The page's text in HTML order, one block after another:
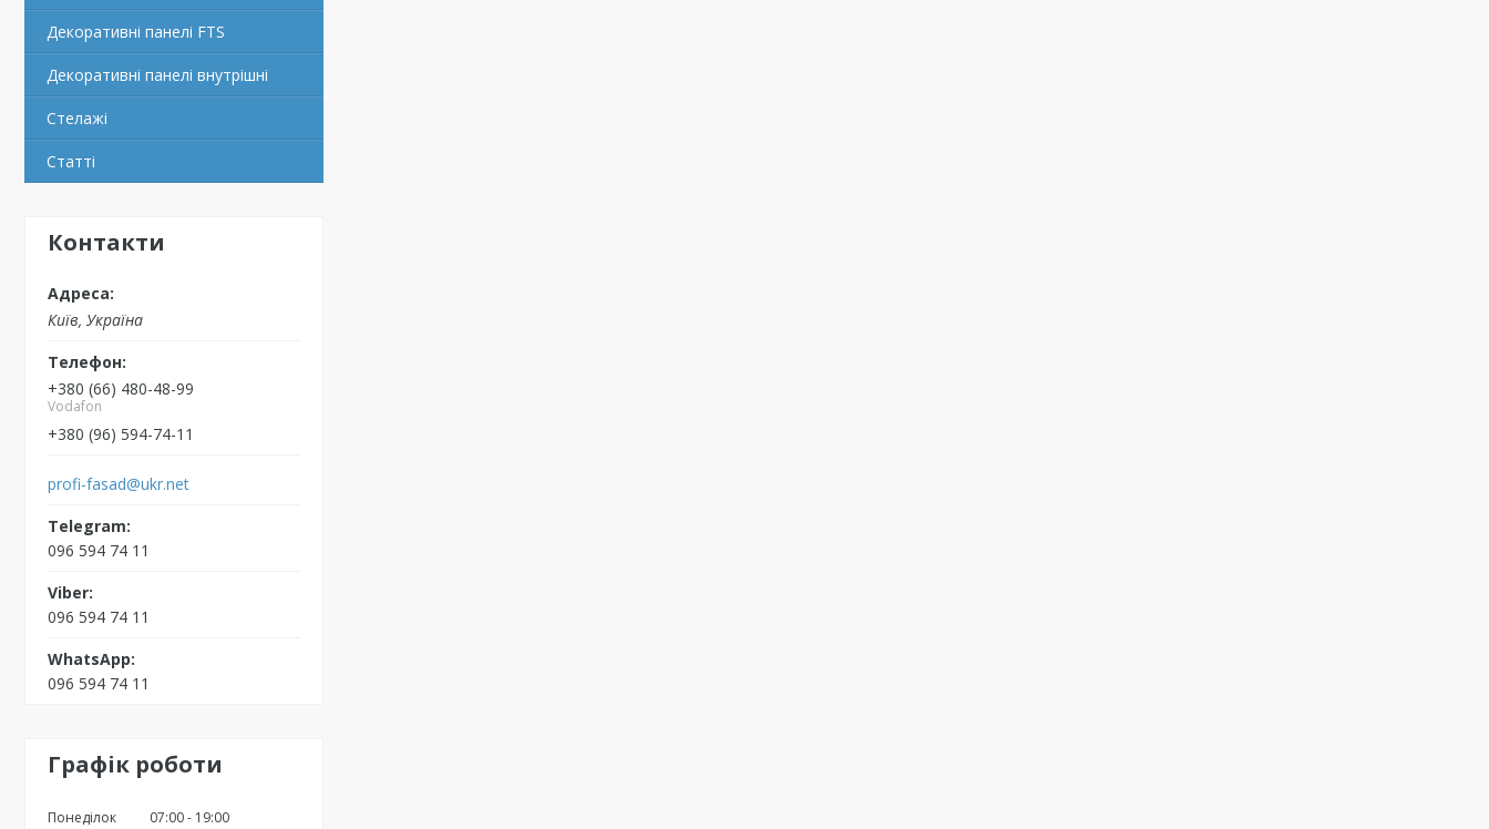
Декоративні панелі FTS
Декоративні панелі внутрішні
Стелажі
Статті
Контакти
Київ, Україна
+380 (66) 480-48-99
Vodafon
+380 (96) 594-74-11
profi-fasad@ukr.net
096 594 74 11
096 594 74 11
096 594 74 11
Графік роботи
Понеділок 07:00
19:00